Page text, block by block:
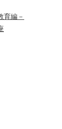
育編－